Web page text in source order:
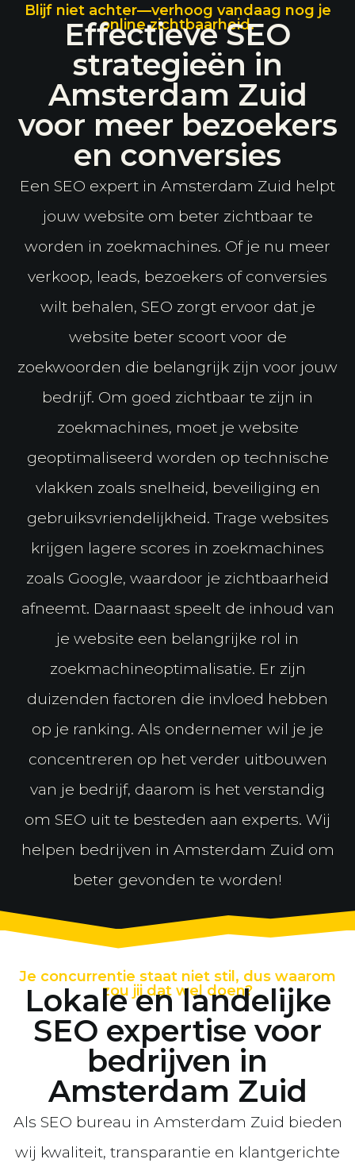
Blijf niet achter—verhoog vandaag nog je
online zichtbaarheid.
Effectieve SEO
strategieën in
Amsterdam Zuid
voor meer bezoekers
en conversies
Een SEO expert in Amsterdam Zuid helpt
jouw website om beter zichtbaar te
worden in zoekmachines. Of je nu meer
verkoop, leads, bezoekers of conversies
wilt behalen, SEO zorgt ervoor dat je
website beter scoort voor de
zoekwoorden die belangrijk zijn voor jouw
bedrijf. Om goed zichtbaar te zijn in
zoekmachines, moet je website
geoptimaliseerd worden op technische
vlakken zoals snelheid, beveiliging en
gebruiksvriendelijkheid. Trage websites
krijgen lagere scores in zoekmachines
zoals Google, waardoor je zichtbaarheid
afneemt. Daarnaast speelt de inhoud van
je website een belangrijke rol in
zoekmachineoptimalisatie. Er zijn
duizenden factoren die invloed hebben
op je ranking. Als ondernemer wil je je
concentreren op het verder uitbouwen
van je bedrijf, daarom is het verstandig
om SEO uit te besteden aan experts. Wij
helpen bedrijven in Amsterdam Zuid om
beter gevonden te worden!
Je concurrentie staat niet stil, dus waarom
zou jij dat wel doen?
Lokale en landelijke
SEO expertise voor
bedrijven in
Amsterdam Zuid
Als SEO bureau in Amsterdam Zuid bieden
wij kwaliteit, transparantie en klantgerichte